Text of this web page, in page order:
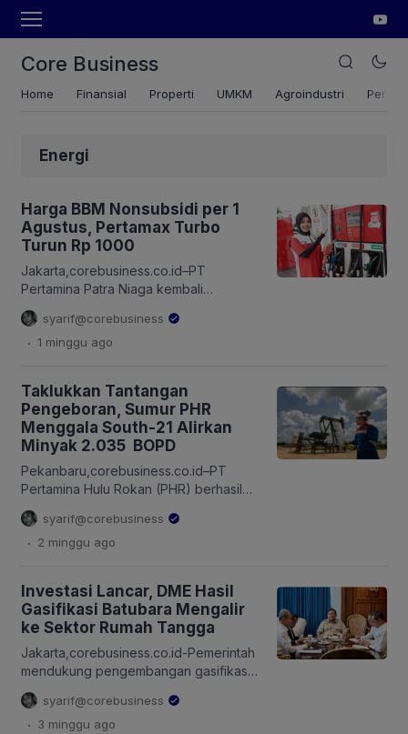
Core Business
Home Finansial Properti UMKM Agroindustri
Energi
Harga BBM Nonsubsidi per 1
Agustus, Pertamax Turbo
Turun Rp 1000
Jakarta,corebusiness.co.id–PT
Pertamina Patra Niaga kembali
melakukan penyesuaian harga berkala
bahan bakar minyak (BBM) nonsubsidi
yang berlaku mulai 1 Agustus 2026.
pemerintah dengan tetap
memperhatikan daya beli masyarakat
serta mendukung ketersediaan
pasokan BBM nasional. VP Corporate
Communication Pertamina Patra Niaga,
Kitty Andhora, menyampaikan bahwa
penyesuaian harga BBM nonsubsidi
[…]
syarif@corebusiness
. 1 minggu ago
Taklukkan Tantangan
Pengeboran, Sumur PHR
Menggala South-21 Alirkan
Minyak 2.035 BOPD
Pekanbaru,corebusiness.co.id–PT
Pertamina Hulu Rokan (PHR) berhasil
mencatatkan kinerja positif melalui
pengeboran sumur infill Menggala
South-21 di Wilayah Kerja (WK) Rokan.
produksi sebesar 2.035 barel minyak
per hari (BOPD) dengan water cut 0
persen, mengindikasikan kualitas
produksi minyak yang sangat baik.
Keberhasilan ini menjadi salah satu
pencapaian penting […]
syarif@corebusiness
. 2 minggu ago
Investasi Lancar, DME Hasil
Gasifikasi Batubara Mengalir
ke Sektor Rumah Tangga
Jakarta,corebusiness.co.id-Pemerintah
mendukung pengembangan gasifikasi
batubara, salah satunya menjadi
produk dimethyl ether (DME) sebagai
bahan bakar substitusi liquefied
syarif@corebusiness
. 3 minggu ago